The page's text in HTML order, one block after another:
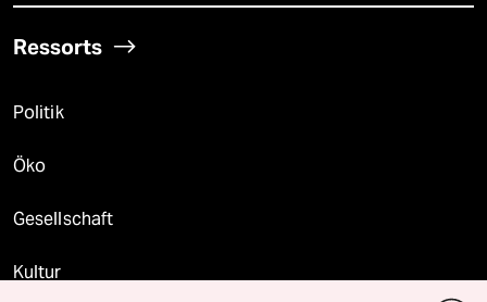
Ressorts
Politik
Öko
Gesellschaft
Kultur